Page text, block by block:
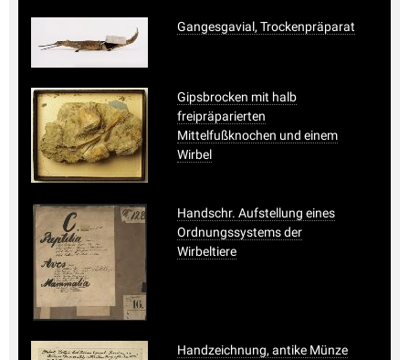
Gangesgavial, Trockenpräparat
Gipsbrocken mit halb
freipräparierten
Mittelfußknochen und einem
Wirbel
Handschr. Aufstellung eines
Ordnungssystems der
Wirbeltiere
Handzeichnung, antike Münze